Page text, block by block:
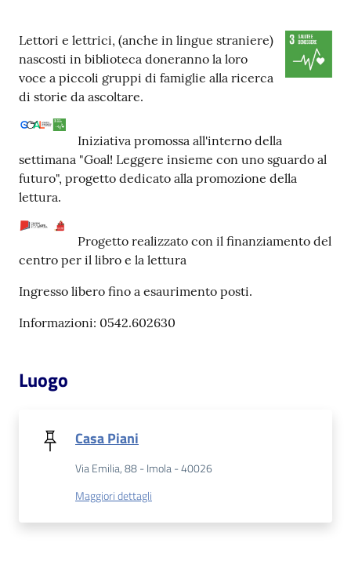
Piani
Archivio
storico
Decentrate
Patto
per
Seguici
Lettori e lettrici, (anche in lingue straniere)
nascosti in biblioteca doneranno la loro
voce a piccoli gruppi di famiglie alla ricerca
di storie da ascoltare.
Iniziativa promossa all'interno della
settimana "Goal! Leggere insieme con uno sguardo al
futuro", progetto dedicato alla promozione della
lettura.
Progetto realizzato con il finanziamento del
centro per il libro e la lettura
Ingresso libero fino a esaurimento posti.
Informazioni: 0542.602630
Luogo
Casa Piani
Via Emilia, 88 - Imola - 40026
Maggiori dettagli